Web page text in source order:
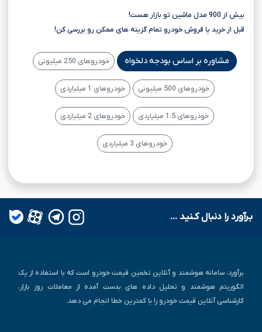
بیش از 900 مدل ماشین تو بازار هست!
قبل از خرید یا فروش خودرو تمام گزینه های ممکن رو بررسی کن!
مشاوره بر اساس بودجه دلخواه خودروهای 250 میلیونی
خودروهای 500 میلیونی خودروهای 1 میلیاردی
خودروهای 1.5 میلیاردی خودروهای 2 میلیاردی
خودروهای 3 میلیاردی
بـرآورد را دنبال کـنید ...
برآورد، سامانه هوشمند و آنلاین تخمین قیمت خودرو است که با استفاده از یک
الگوریتم هوشمند و تحلیل داده های بدست آمده از معاملات روز بازار،
کارشناسی آنلاین قیمت خودرو را با کمترین خطا انجام می دهد.